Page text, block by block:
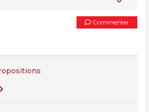
Commenter